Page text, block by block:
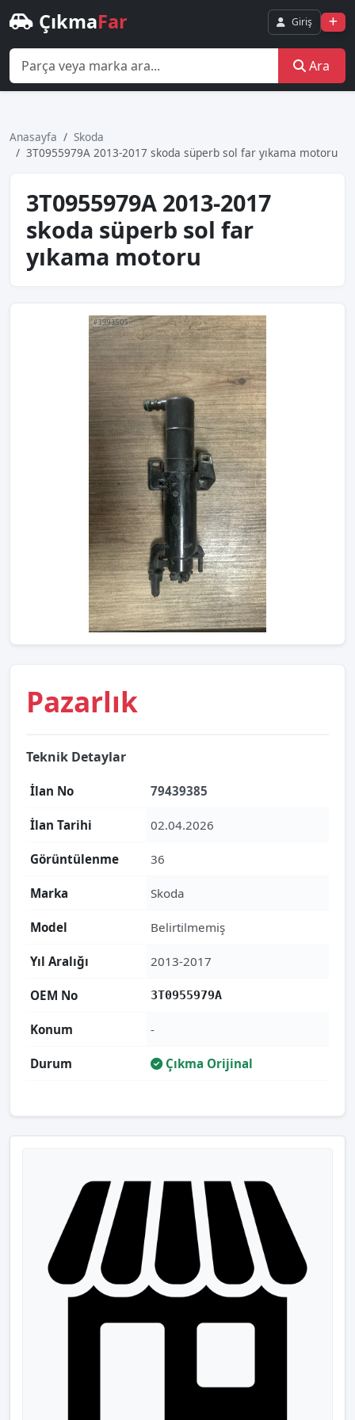
ÇıkmaFar Giriş
Ara
Anasayfa
Skoda
3T0955979A 2013-2017 skoda süperb sol far yıkama motoru
3T0955979A 2013-2017
skoda süperb sol far
yıkama motoru
Pazarlık
Teknik Detaylar
İlan No 79439385
İlan Tarihi 02.04.2026
Görüntülenme 36
Marka Skoda
Model Belirtilmemiş
Yıl Aralığı 2013-2017
OEM No 3T0955979A
Konum -
Durum Çıkma Orijinal